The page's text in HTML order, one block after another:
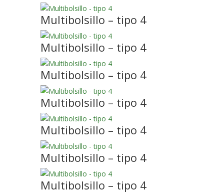
Multibolsillo – tipo 4
Multibolsillo – tipo 4
Multibolsillo – tipo 4
Multibolsillo – tipo 4
Multibolsillo – tipo 4
Multibolsillo – tipo 4
Multibolsillo – tipo 4